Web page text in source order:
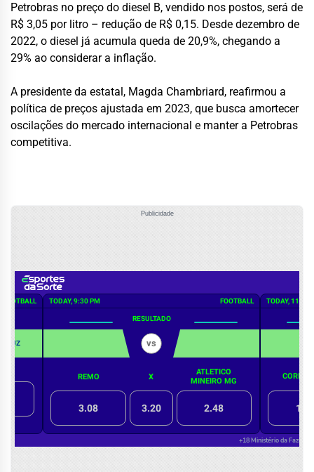
Petrobras no preço do diesel B, vendido nos postos, será de
R$ 3,05 por litro – redução de R$ 0,15. Desde dezembro de
2022, o diesel já acumula queda de 20,9%, chegando a
29% ao considerar a inflação.
A presidente da estatal, Magda Chambriard, reafirmou a
política de preços ajustada em 2023, que busca amortecer
oscilações do mercado internacional e manter a Petrobras
competitiva.
Publicidade